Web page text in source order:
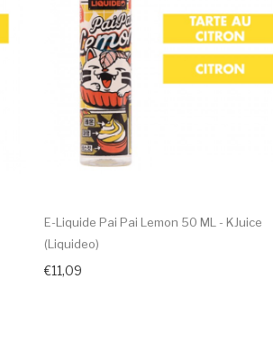
E-Liquide Pai Pai Lemon 50 ML - KJuice
(Liquideo)
€11,09